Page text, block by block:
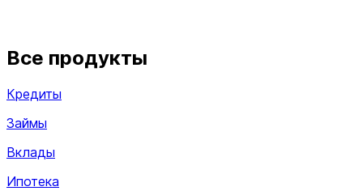
Все продукты
Кредиты
Займы
Вклады
Ипотека